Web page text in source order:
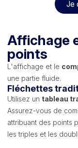
Je
Affichage
points
L'affichage et le
une partie fluide.
Fléchettes
Utilisez un tableau
Assurez-vous de
attribuant des points
les triples et les